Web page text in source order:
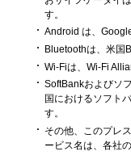
す。
Android は、
Bluetoothは、米国
Wi-Fiは、Wi-Fi
SoftBankおよびソ
国におけるソフト
す。
その他、このプレ
ービス名は、各社